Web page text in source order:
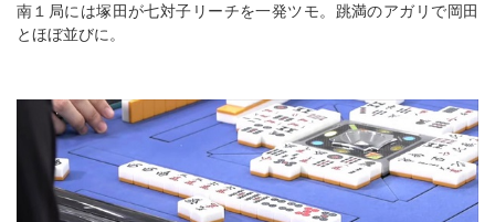
南１局には塚田が七対子リーチを一発ツモ。跳満のアガリで岡田
とほぼ並びに。